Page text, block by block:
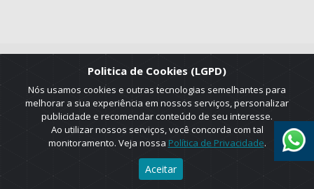
2025 © Copyright. ADRUS. Todos os direitos reservados. Designed by
AGT Online.
Politica de Cookies (LGPD)
Nós usamos cookies e outras tecnologias semelhantes para
melhorar a sua experiência em nossos serviços, personalizar
publicidade e recomendar conteúdo de seu interesse.
Ao utilizar nossos serviços, você concorda com tal
monitoramento. Veja nossa Política de Privacidade.
Aceitar